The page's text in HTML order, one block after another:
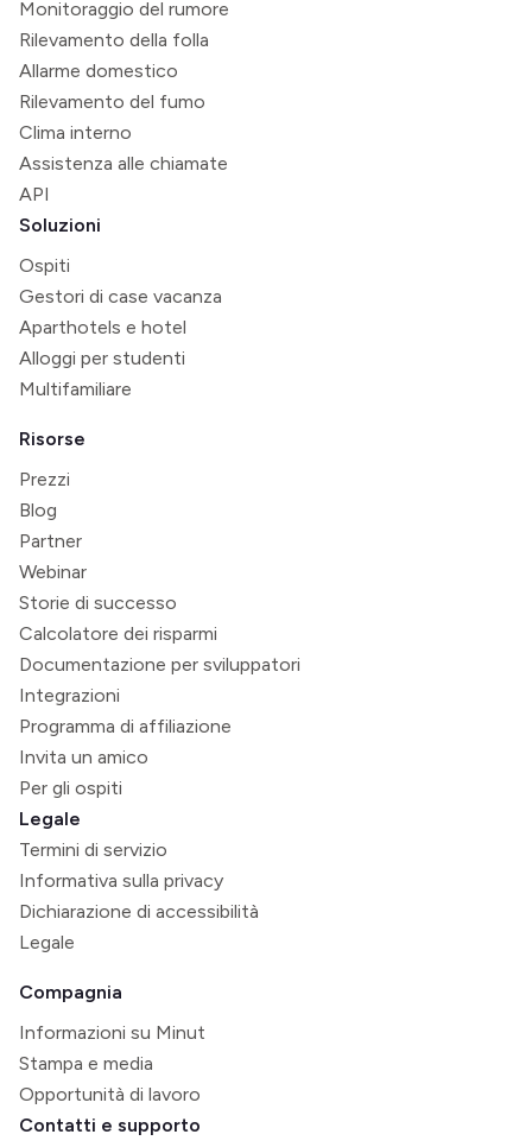
Monitoraggio del rumore
Rilevamento della folla
Allarme domestico
Rilevamento del fumo
Clima interno
Assistenza alle chiamate
API
Soluzioni
Ospiti
Gestori di case vacanza
Aparthotels e hotel
Alloggi per studenti
Multifamiliare
Risorse
Prezzi
Blog
Partner
Webinar
Storie di successo
Calcolatore dei risparmi
Documentazione per sviluppatori
Integrazioni
Programma di affiliazione
Invita un amico
Per gli ospiti
Legale
Termini di servizio
Informativa sulla privacy
Dichiarazione di accessibilità
Legale
Compagnia
Informazioni su Minut
Stampa e media
Opportunità di lavoro
Contatti e supporto